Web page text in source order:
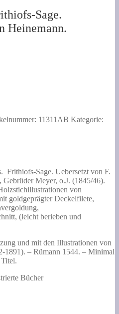
Sage.
Heinemann.
11311AB Kategorie:
Frithiofs-Sage. Uebersetzt von F.
Meyer, o.J. (1845/46).
von
goldgeprägter Deckelfilete,
(leicht berieben und
und mit den Illustrationen von
1891). – Rümann 1544. – Minimal
Bücher